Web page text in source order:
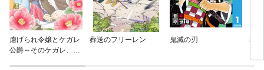
虐げられ令嬢とケガレ
公爵～そのケガレ、払
葬送のフリーレン 鬼滅の刃
私